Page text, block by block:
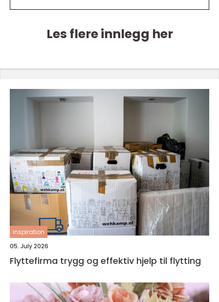
Les flere innlegg her
inspiration
05. July 2026
Flyttefirma trygg og effektiv hjelp til flytting